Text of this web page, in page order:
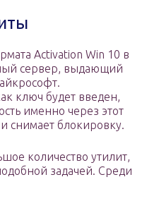
Activation Win 10 в
сервер, выдающий
ключ будет введен,
именно через этот
снимает блокировку.
количество утилит,
задачей. Среди